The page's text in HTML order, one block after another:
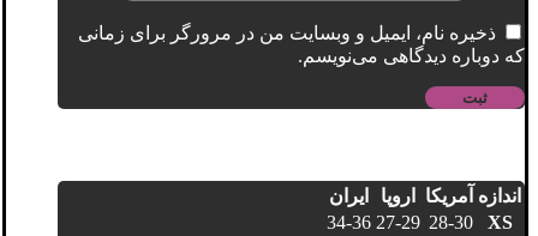
ذخیره نام، ایمیل و وبسایت من در مرورگر برای زمانی
که دوباره دیدگاهی می‌نویسم.
اندازه آمریکا اروپا
ایران
XS
28-30
27-29
34-36